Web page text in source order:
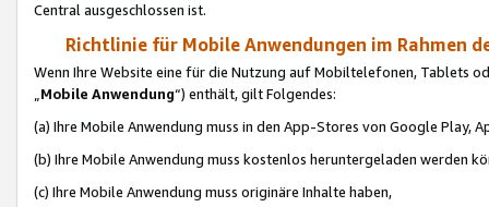
Central ausgeschlossen ist.
Richtlinie für Mobile Anwendungen im Rahmen
Wenn Ihre Website eine für die Nutzung auf Mobiltelefonen, Tablets
„Mobile Anwendung“) enthält, gilt Folgendes:
(a) Ihre Mobile Anwendung muss in den App-Stores von Google Play,
(b) Ihre Mobile Anwendung muss kostenlos heruntergeladen werden
(c) Ihre Mobile Anwendung muss originäre Inhalte haben,